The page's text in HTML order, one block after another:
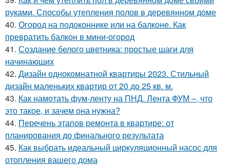
руками. Способы утепления полов в деревянном доме
40. Огород на подоконнике или на балконе. Как
превратить балкон в мини-огород
41. Создание белого цветника: простые шаги для
начинающих
42. Дизайн однокомнатной квартиры 2023. Стильный
дизайн маленьких квартир от 20 до 25 кв. м.
43. Как намотать фум-ленту на ПНД. Лента ФУМ –, что
это такое, и зачем она нужна?
44. Перечень этапов ремонта в квартире: от
планирования до финального результата
45. Как выбрать идеальный циркуляционный насос для
отопления вашего дома